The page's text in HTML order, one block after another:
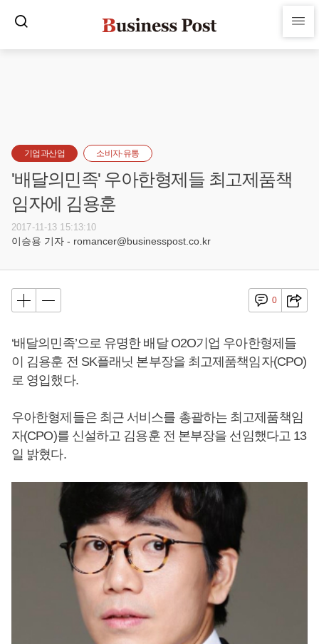
기업과산업 소비자·유통
'배달의민족' 우아한형제들 최고제품책
임자에 김용훈
2017-11-13 15:13:10
이승용 기자 - romancer@businesspost.co.kr
0
‘배달의민족’으로 유명한 배달 O2O기업 우아한형제들
이 김용훈 전 SK플래닛 본부장을 최고제품책임자(CPO)
로 영입했다.
우아한형제들은 최근 서비스를 총괄하는 최고제품책임
자(CPO)를 신설하고 김용훈 전 본부장을 선임했다고 13
일 밝혔다.